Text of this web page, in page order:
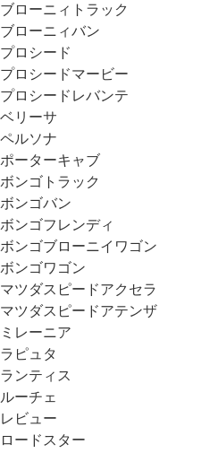
ブローニィトラック
ブローニィバン
プロシード
プロシードマービー
プロシードレバンテ
ベリーサ
ペルソナ
ポーターキャブ
ボンゴトラック
ボンゴバン
ボンゴフレンディ
ボンゴブローニイワゴン
ボンゴワゴン
マツダスピードアクセラ
マツダスピードアテンザ
ミレーニア
ラピュタ
ランティス
ルーチェ
レビュー
ロードスター